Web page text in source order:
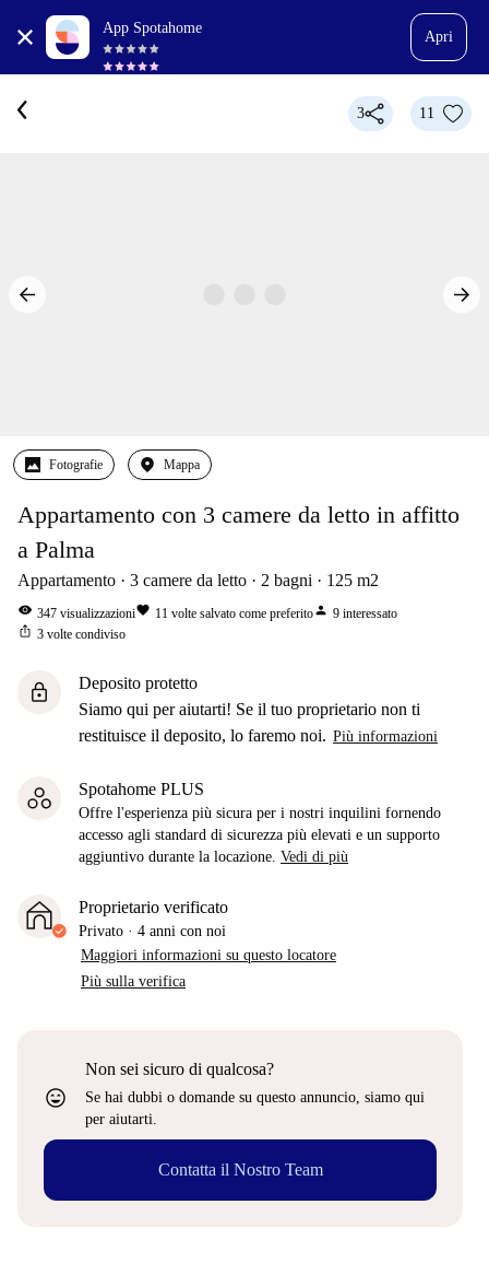
App Spotahome
Apri
3 11
Fotografie Mappa
Appartamento con 3 camere da letto in affitto
a Palma
Appartamento 3 camere da letto 2 bagni 125 m2
visibility 347 visualizzazionifavorite 11 volte salvato come preferitoperson 9 interessato
ios_share 3 volte condiviso
lock
Deposito protetto
Siamo qui per aiutarti! Se il tuo proprietario non ti
restituisce il deposito, lo faremo noi. Più informazioni
Spotahome PLUS
Offre l'esperienza più sicura per i nostri inquilini fornendo
accesso agli standard di sicurezza più elevati e un supporto
aggiuntivo durante la locazione. Vedi di più
Proprietario verificato
Privato · 4 anni con noi
Maggiori informazioni su questo locatore
Più sulla verifica
sentiment_very_satisfied
Non sei sicuro di qualcosa?
Se hai dubbi o domande su questo annuncio, siamo qui
per aiutarti.
Contatta il Nostro Team